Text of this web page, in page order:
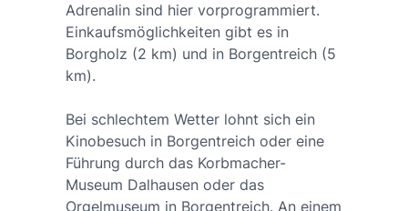
Adrenalin sind hier vorprogrammiert.
Einkaufsmöglichkeiten gibt es in
Borgholz (2 km) und in Borgentreich (5
km).
Bei schlechtem Wetter lohnt sich ein
Kinobesuch in Borgentreich oder eine
Führung durch das Korbmacher-
Museum Dalhausen oder das
Orgelmuseum in Borgentreich. An einem